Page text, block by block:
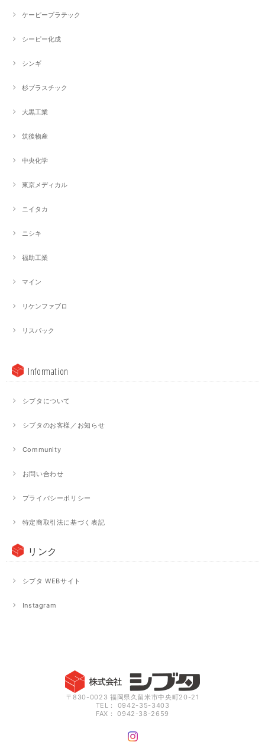
ケーピープラテック
シーピー化成
シンギ
杉プラスチック
大黒工業
筑後物産
中央化学
東京メディカル
ニイタカ
ニシキ
福助工業
マイン
リケンファブロ
リスパック
Information
シブタについて
シブタのお客様／お知らせ
Community
お問い合わせ
プライバシーポリシー
特定商取引法に基づく表記
リンク
シブタ WEBサイト
Instagram
〒830-0023 福岡県久留米市中央町20-21
TEL： 0942-35-3403
FAX： 0942-38-2659